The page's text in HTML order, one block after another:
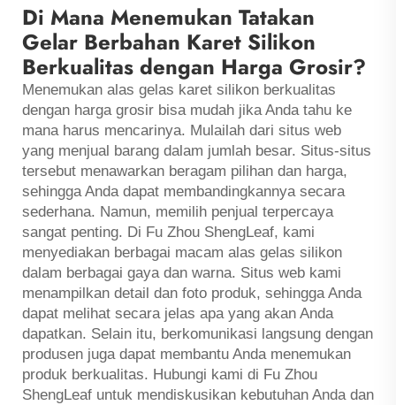
Di Mana Menemukan Tatakan
Gelar Berbahan Karet Silikon
Berkualitas dengan Harga Grosir?
Menemukan alas gelas karet silikon berkualitas
dengan harga grosir bisa mudah jika Anda tahu ke
mana harus mencarinya. Mulailah dari situs web
yang menjual barang dalam jumlah besar. Situs-situs
tersebut menawarkan beragam pilihan dan harga,
sehingga Anda dapat membandingkannya secara
sederhana. Namun, memilih penjual terpercaya
sangat penting. Di Fu Zhou ShengLeaf, kami
menyediakan berbagai macam alas gelas silikon
dalam berbagai gaya dan warna. Situs web kami
menampilkan detail dan foto produk, sehingga Anda
dapat melihat secara jelas apa yang akan Anda
dapatkan. Selain itu, berkomunikasi langsung dengan
produsen juga dapat membantu Anda menemukan
produk berkualitas. Hubungi kami di Fu Zhou
ShengLeaf untuk mendiskusikan kebutuhan Anda dan